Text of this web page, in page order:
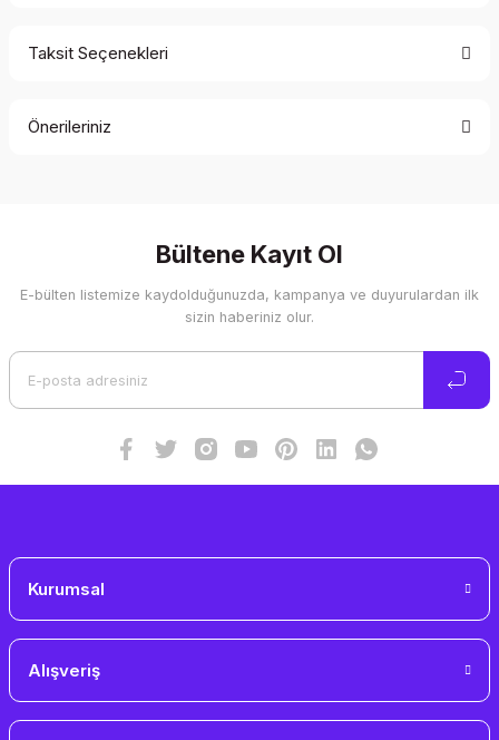
Taksit Seçenekleri
Önerileriniz
Görüş ve önerileriniz için teşekkür ederiz.
Ürün resmi kalitesiz, bozuk veya görüntülenemiyor.
Bültene Kayıt Ol
E-bülten listemize kaydolduğunuzda, kampanya ve duyurulardan ilk
sizin haberiniz olur.
Kurumsal
Alışveriş